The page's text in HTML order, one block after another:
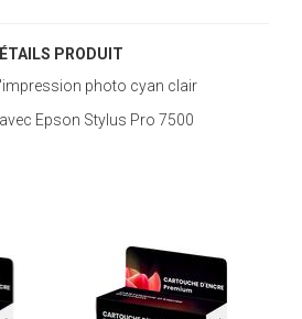
PRODUIT
photo cyan clair
Epson Stylus Pro 7500